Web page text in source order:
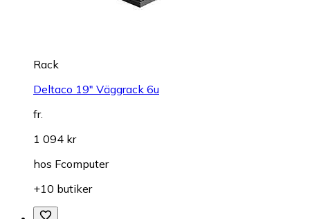
Rack
Deltaco 19" Väggrack 6u
fr.
1 094 kr
hos Fcomputer
+10 butiker